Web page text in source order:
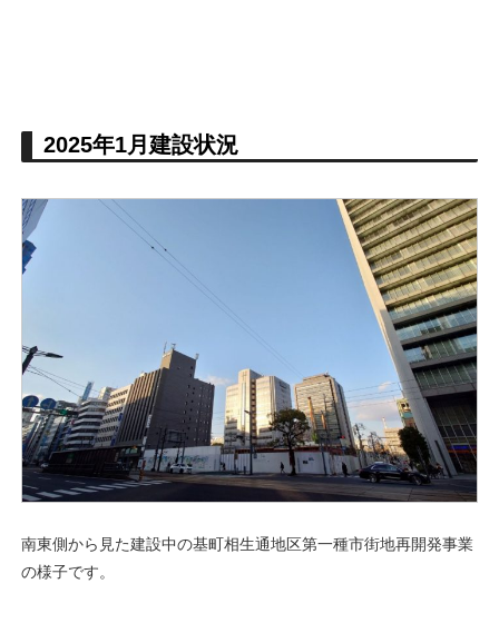
2025年1月建設状況
南東側から見た建設中の基町相生通地区第一種市街地再開発事業
の様子です。